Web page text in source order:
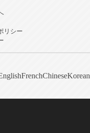
リシー
FrenchChineseKorean